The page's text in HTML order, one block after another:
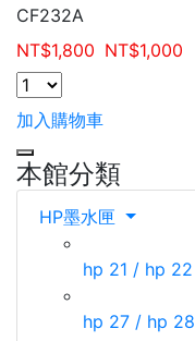
本館分類
HP墨水匣
hp 21 / hp 22
hp 27 / hp 28
CF232A
NT$1,800 NT$1,000
加入購物車